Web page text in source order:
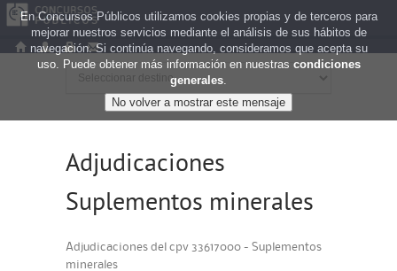
Adjudicaciones
Suplementos minerales
Adjudicaciones del cpv 33617000 - Suplementos
minerales
En Concursos Públicos utilizamos cookies propias y de terceros para
mejorar nuestros servicios mediante el análisis de sus hábitos de
navegación. Si continúa navegando, consideramos que acepta su
uso. Puede obtener más información en nuestras condiciones
generales.